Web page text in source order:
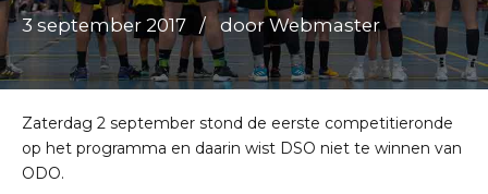
3 september 2017 door Webmaster
Zaterdag 2 september stond de eerste competitieronde
op het programma en daarin wist DSO niet te winnen van
ODO.